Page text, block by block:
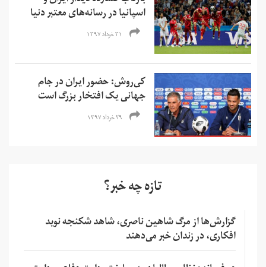
اسپانیا در رسانه‌های معتبر دنیا
۳۱ خرداد ۱۳۹۷
کی‌روش: حضور ایران در جام
جهانی یک افتخار بزرگ است
۲۹ خرداد ۱۳۹۷
تازه چه خبر؟
گزارش‌ها از مرگ شاهین ناصری، شاهد شکنجه نوید
افکاری، در زندان خبر می‌دهند